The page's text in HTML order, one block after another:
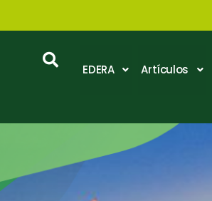
EDERA Artículos